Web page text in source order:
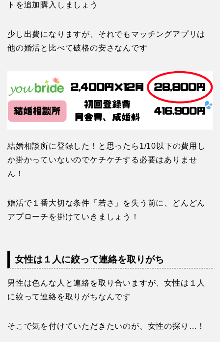
トを追加購入しましょう
少し出費になりますが、それでもマッチングアプリは
他の婚活と比べて破格の安さなんです
結婚相談所に登録した！と思ったら1/10以下の費用し
か掛かっていないのでケチケチする必要はありませ
ん！
婚活で１番大切な条件「若さ」を失う前に、どんどん
アプローチを掛けていきましょう！
女性は１人に絞って連絡を取りがち
男性は色んな人と連絡を取り合いますが、女性は１人
に絞って連絡を取りがちなんです
そこで気を付けていただきたいのが、女性の探り…！